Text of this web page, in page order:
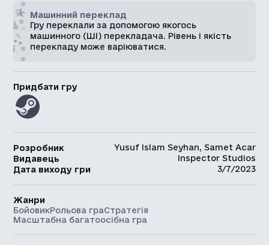
Машинний переклад
Гру переклали за допомогою якогось
машинного (ШІ) перекладача. Рівень і якість
перекладу може варіюватися.
Придбати гру
Розробник
Yusuf Islam Seyhan, Samet Acar
Видавець
Inspector Studios
Дата виходу гри
3/7/2023
Жанри
БойовикРольова граСтратегія
Масштабна багатоосібна гра